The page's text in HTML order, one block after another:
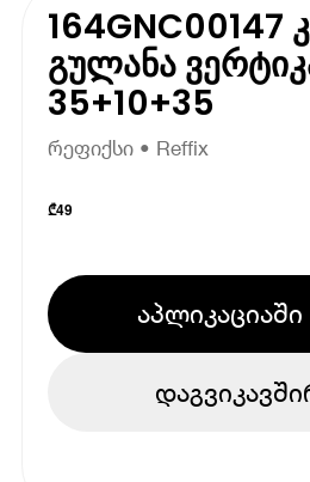
164GNC00147
გულანა
35+10+35
რეფიქსი • Reffix
₾49
აპლიკაციაში